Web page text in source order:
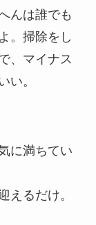
んは誰でも
。掃除をし
、マイナス
い。
に満ちてい
えるだけ。